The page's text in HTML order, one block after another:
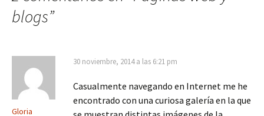
entradas
blogs”
Gloria
30 noviembre, 2014 a las 6:21 pm
Casualmente navegando en Internet me he
encontrado con una curiosa galería en la que